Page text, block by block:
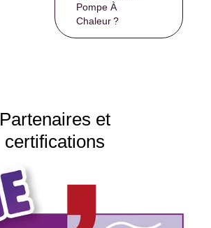
Pompe À
Chaleur ?
Partenaires et
certifications